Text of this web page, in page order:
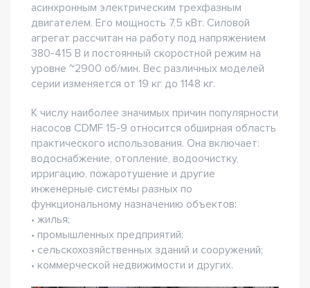
асинхронным электрическим трехфазным
двигателем. Его мощность 7,5 кВт. Силовой
агрегат рассчитан на работу под напряжением
380-415 В и постоянный скоростной режим на
уровне ~2900 об/мин. Вес различных моделей
серии изменяется от 19 кг до 1148 кг.
К числу наиболее значимых причин популярности
насосов CDMF 15-9 относится обширная область
практического использования. Она включает:
водоснабжение, отопление, водоочистку,
ирригацию, пожаротушение и другие
инженерные системы разных по
функциональному назначению объектов:
• жилья;
• промышленных предприятий;
• сельскохозяйственных зданий и сооружений;
• коммерческой недвижимости и других.